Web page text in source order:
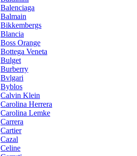
Balenciaga
Balmain
Bikkembergs
Blancia
Boss Orange
Bottega Veneta
Bulget
Burberry
Bvlgari
Byblos
Calvin Klein
Carolina Herrera
Carolina Lemke
Carrera
Cartier
Cazal
Celine